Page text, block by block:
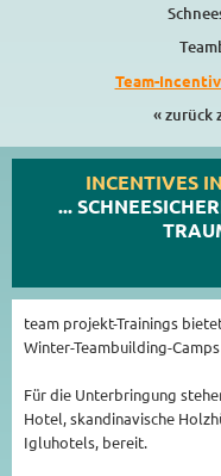
Team-
« zurück
INCENTIVES
...
team projekt-Trainings
Winter-Teambuilding-
Für die Unterbringung
Hotel, skandinavische
Igluhotels, bereit.